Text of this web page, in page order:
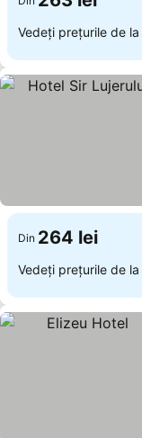
Vedeți prețurile de la
Din 264 lei
Vedeți prețurile de la